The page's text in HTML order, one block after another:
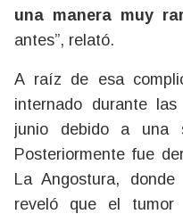
una manera muy
antes”, relató.
A raíz de esa
internado durante
junio debido a una
Posteriormente fue
La Angostura,
reveló que el tumor